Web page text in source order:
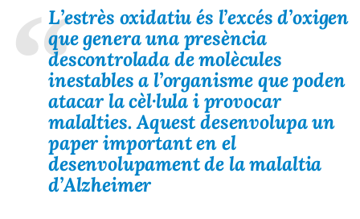
L’estrès oxidatiu és l’excés d’oxigen
que genera una presència
descontrolada de molècules
inestables a l’organisme que poden
atacar la cèl·lula i provocar
malalties. Aquest desenvolupa un
paper important en el
desenvolupament de la malaltia
d’Alzheimer